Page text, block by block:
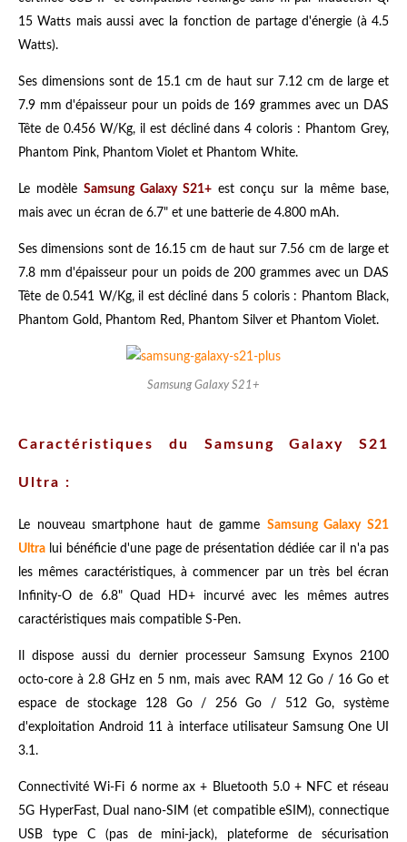
15 Watts mais aussi avec la fonction de partage d'énergie (à 4.5
Watts).
Ses dimensions sont de 15.1 cm de haut sur 7.12 cm de large et
7.9 mm d'épaisseur pour un poids de 169 grammes avec un DAS
Tête de 0.456 W/Kg, il est décliné dans 4 coloris : Phantom Grey,
Phantom Pink, Phantom Violet et Phantom White.
Le modèle Samsung Galaxy S21+est conçu sur la même base,
mais avec un écran de 6.7" et une batterie de 4.800 mAh.
Ses dimensions sont de 16.15 cm de haut sur 7.56 cm de large et
7.8 mm d'épaisseur pour un poids de 200 grammes avec un DAS
Tête de 0.541 W/Kg, il est décliné dans 5 coloris : Phantom Black,
Phantom Gold, Phantom Red, Phantom Silver et Phantom Violet.
Samsung Galaxy S21+
Caractéristiques du Samsung Galaxy S21
Ultra :
Le nouveau smartphone haut de gamme Samsung Galaxy S21
Ultra lui bénéficie d'une page de présentation dédiée car il n'a pas
les mêmes caractéristiques, à commencer par un très bel écran
Infinity-O de 6.8" Quad HD+ incurvé avec les mêmes autres
caractéristiques mais compatible S-Pen.
Il dispose aussi du dernier processeur Samsung Exynos 2100
octo-core à 2.8 GHz en 5 nm, mais avec RAM 12 Go / 16 Go et
espace de stockage 128 Go / 256 Go / 512 Go, système
d'exploitation Android 11 à interface utilisateur Samsung One UI
3.1.
Connectivité Wi-Fi 6 norme ax + Bluetooth 5.0 + NFC et réseau
5G HyperFast, Dual nano-SIM (et compatible eSIM), connectique
USB type C (pas de mini-jack), plateforme de sécurisation